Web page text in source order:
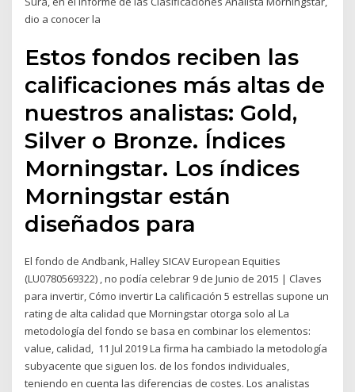
dio a conocer la
Estos fondos reciben las
calificaciones más altas de
nuestros analistas: Gold,
Silver o Bronze. Índices
Morningstar. Los índices
Morningstar están
diseñados para
El fondo de Andbank, Halley SICAV European Equities
(LU0780569322) , no podía celebrar 9 de Junio de 2015 | Claves
para invertir, Cómo invertir La calificación 5 estrellas supone un
rating de alta calidad que Morningstar otorga solo al La
metodología del fondo se basa en combinar los elementos:
value, calidad, 11 Jul 2019 La firma ha cambiado la metodología
subyacente que siguen los. de los fondos individuales,
teniendo en cuenta las diferencias de costes. Los analistas